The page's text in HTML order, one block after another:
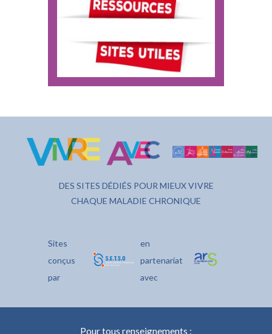
DES SITES DÉDIÉS POUR MIEUX VIVRE
CHAQUE MALADIE CHRONIQUE
Sites
conçus
par
en
partenariat
avec
Pour tous renseignements :